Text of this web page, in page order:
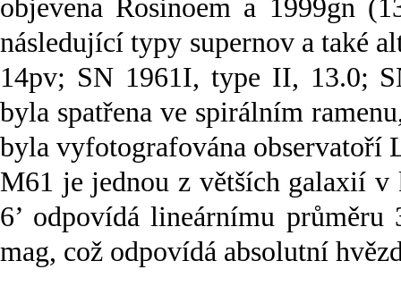
objevena Rosinoem a 1999gn
následující typy supernov a také
14pv; SN 1961I, type II, 13.0;
byla spatřena ve spirálním
byla vyfotografována observatoří
M61 je jednou z větších galaxií
6’ odpovídá lineárnímu
mag, což odpovídá absolutní